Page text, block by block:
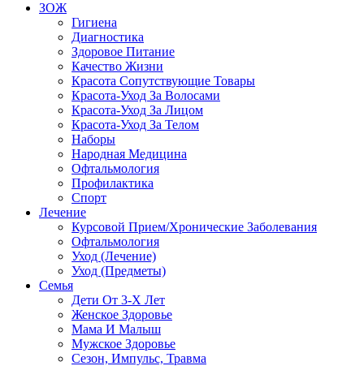
ЗОЖ
Гигиена
Диагностика
Здоровое Питание
Качество Жизни
Красота Сопутствующие Товары
Красота-Уход За Волосами
Красота-Уход За Лицом
Красота-Уход За Телом
Наборы
Народная Медицина
Офтальмология
Профилактика
Спорт
Лечение
Курсовой Прием/Хронические Заболевания
Офтальмология
Уход (Лечение)
Уход (Предметы)
Семья
Дети От 3-Х Лет
Женское Здоровье
Мама И Малыш
Мужское Здоровье
Сезон, Импульс, Травма